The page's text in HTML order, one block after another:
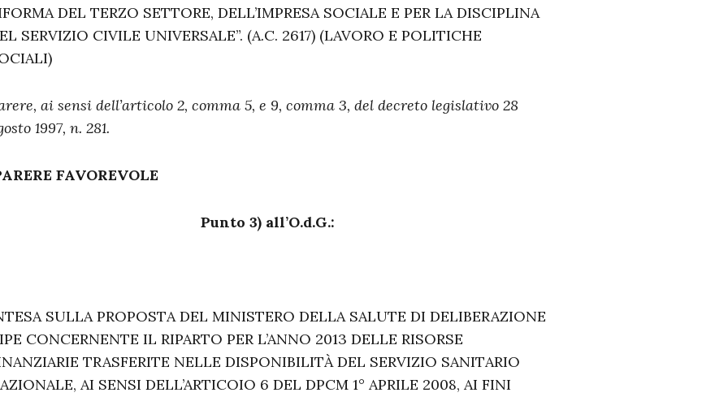
DEL TERZO SETTORE, DELL’IMPRESA SOCIALE E PER LA DISCIPLINA
SERVIZIO CIVILE UNIVERSALE”. (A.C. 2617) (LAVORO E POLITICHE
ai sensi dell’articolo 2, comma 5, e 9, comma 3, del decreto legislativo 28
1997, n. 281.
FAVOREVOLE
Punto 3) all’O.d.G.:
SULLA PROPOSTA DEL MINISTERO DELLA SALUTE DI DELIBERAZIONE
CONCERNENTE IL RIPARTO PER L’ANNO 2013 DELLE RISORSE
TRASFERITE NELLE DISPONIBILITÀ DEL SERVIZIO SANITARIO
AI SENSI DELL’ARTICOIO 6 DEL DPCM 1° APRILE 2008, AI FINI